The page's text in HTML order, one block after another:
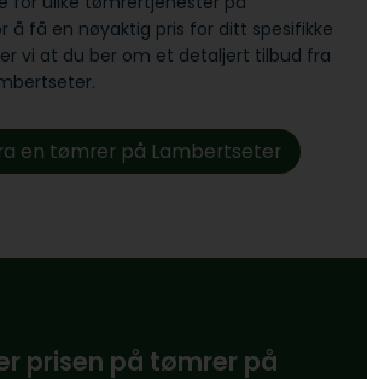
å få en nøyaktig pris for ditt spesifikke
vi at du ber om et detaljert tilbud fra
en tømrer på Lambertseter
prisen på tømrer på